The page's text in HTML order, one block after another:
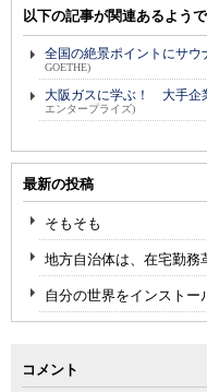
以下の記事が関連あるよう
全国の絶景ポイントにサウ
GOETHE)
大阪ガスに学ぶ！ 大手企
エンタープライズ)
最新の投稿
そもそも
地方自治体は、在宅勤務
自分の世界をインストー
コメント